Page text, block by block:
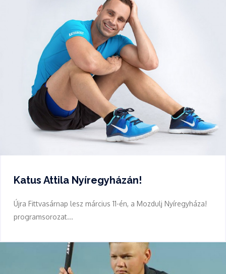
Katus Attila Nyíregyházán!
Újra Fittvasárnap lesz március 11-én, a Mozdulj Nyíregyháza!
programsorozat...